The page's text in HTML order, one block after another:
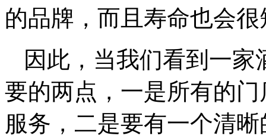
的品牌，而且寿命也会很
因此，当我们看到一
要的两点，一是所有的
服务，二是要有一个清